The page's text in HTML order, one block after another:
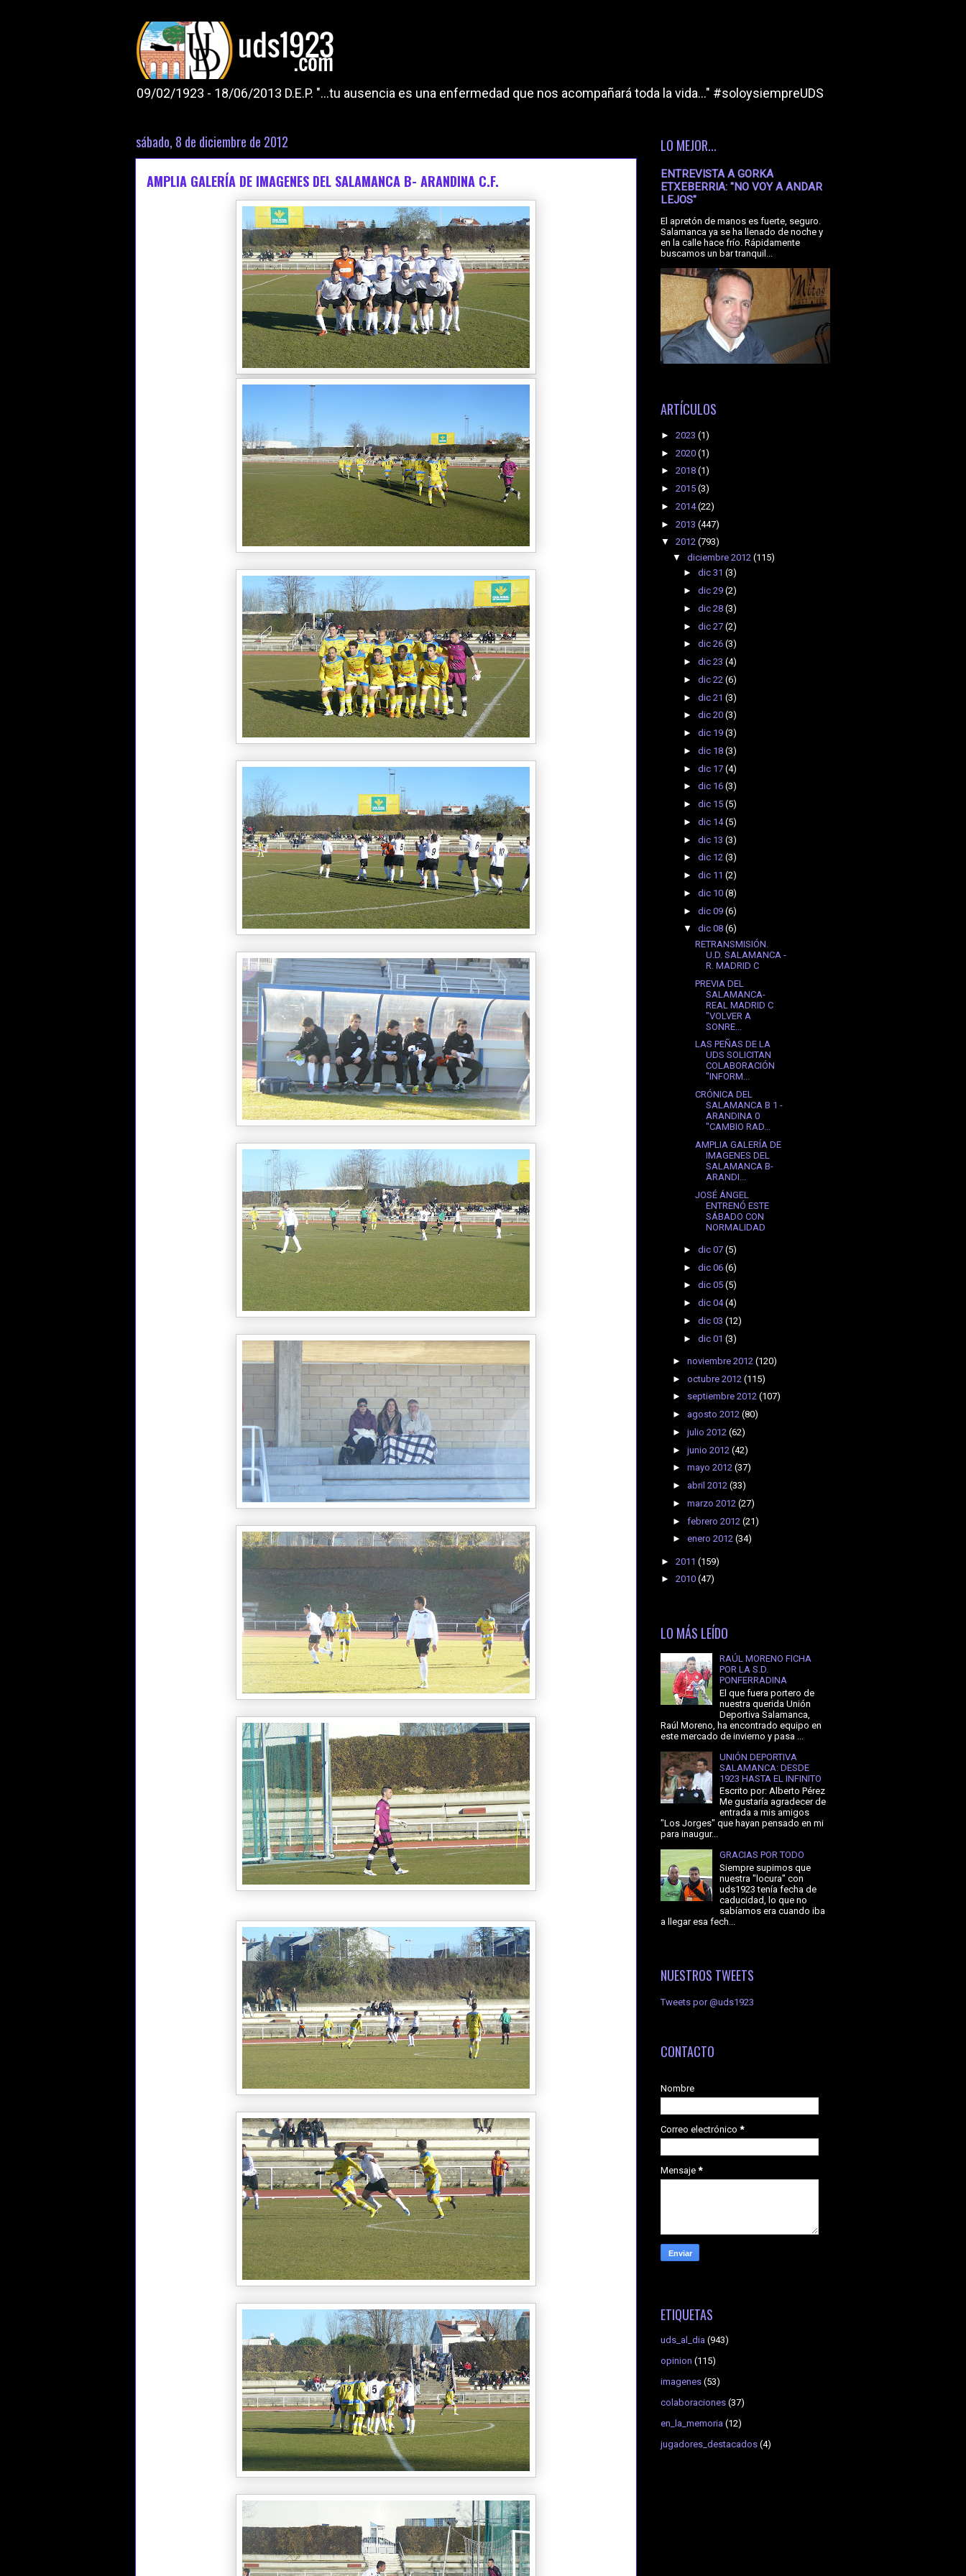
09/02/1923 - 18/06/2013 D.E.P. "...tu ausencia es una enfermedad que nos acompañará toda la vida..." #soloysiempreUDS
sábado, 8 de diciembre de 2012
AMPLIA GALERÍA DE IMAGENES DEL SALAMANCA B- ARANDINA C.F.
LO MEJOR...
ENTREVISTA A GORKA
ETXEBERRIA: "NO VOY A ANDAR
LEJOS"
El apretón de manos es fuerte, seguro.
Salamanca ya se ha llenado de noche y
en la calle hace frío. Rápidamente
buscamos un bar tranquil...
ARTÍCULOS
► 2023 (1)
► 2020 (1)
► 2018 (1)
► 2015 (3)
► 2014(22)
► 2013 (447)
▼ 2012 (793)
▼ diciembre 2012 (115)
►dic 31(3)
►dic 29(2)
►dic 28(3)
►dic 27(2)
►dic 26(3)
►dic 23(4)
►dic 22(6)
►dic 21(3)
►dic 20(3)
►dic 19(3)
►dic 18(3)
►dic 17(4)
►dic 16(3)
►dic 15(5)
►dic 14(5)
►dic 13(3)
►dic 12(3)
►dic 11(2)
►dic 10(8)
►dic 09(6)
▼dic 08(6)
RETRANSMISIÓN.
U.D. SALAMANCA -
R. MADRID C
PREVIA DEL
SALAMANCA-
REAL MADRID C
"VOLVER A
SONRE...
LAS PEÑAS DE LA
UDS SOLICITAN
COLABORACIÓN
"INFORM...
CRÓNICA DEL
SALAMANCA B 1 -
ARANDINA 0
"CAMBIO RAD...
AMPLIA GALERÍA DE
IMAGENES DEL
SALAMANCA B-
ARANDI...
JOSÉ ÁNGEL
ENTRENÓ ESTE
SÁBADO CON
NORMALIDAD
►dic 07(5)
►dic 06(6)
►dic 05(5)
►dic 04(4)
►dic 03(12)
►dic 01(3)
► noviembre 2012 (120)
► octubre 2012 (115)
► septiembre 2012 (107)
► agosto 2012 (80)
► julio 2012 (62)
► junio 2012 (42)
► mayo 2012 (37)
► abril 2012 (33)
► marzo 2012 (27)
► febrero 2012 (21)
► enero 2012 (34)
► 2011 (159)
► 2010 (47)
LO MÁS LEÍDO
RAÚL MORENO FICHA
POR LA S.D.
PONFERRADINA
El que fuera portero de
nuestra querida Unión
Deportiva Salamanca,
Raúl Moreno, ha encontrado equipo en
este mercado de invierno y pasa ...
UNIÓN DEPORTIVA
SALAMANCA: DESDE
1923 HASTA EL INFINITO
Escrito por: Alberto Pérez
Me gustaría agradecer de
entrada a mis amigos
"Los Jorges" que hayan pensado en mi
para inaugur...
GRACIAS POR TODO
Siempre supimos que
nuestra "locura" con
uds1923 tenía fecha de
caducidad, lo que no
sabíamos era cuando iba
a llegar esa fech...
NUESTROS TWEETS
Tweets por @uds1923
CONTACTO
Nombre
Correo electrónico *
Mensaje *
ETIQUETAS
uds_al_dia (943)
opinion (115)
imagenes (53)
colaboraciones (37)
en_la_memoria (12)
jugadores_destacados (4)